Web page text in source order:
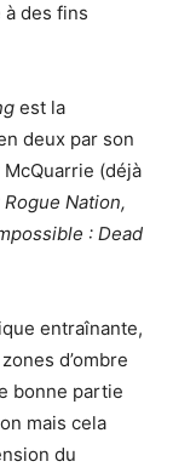
des fins
est la
deux par son
(déjà
Nation,
: Dead
entraînante,
d’ombre
bonne partie
mais cela
du